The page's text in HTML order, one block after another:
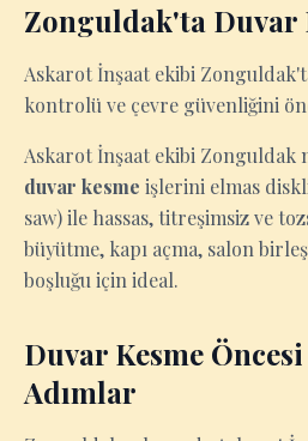
Zonguldak'ta Duvar
Askarot İnşaat ekibi
kontrolü ve çevre güvenliğini
Askarot İnşaat ekibi Zonguldak
duvar kesme işlerini elmas
saw) ile hassas, titreşimsiz ve
büyütme, kapı açma, salon
boşluğu için ideal.
Duvar Kesme
Adımlar